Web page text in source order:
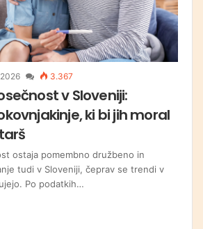
3.367
v Sloveniji:
ki bi jih moral
ostaja pomembno družbeno in
tudi v Sloveniji, čeprav se trendi v
Po podatkih…